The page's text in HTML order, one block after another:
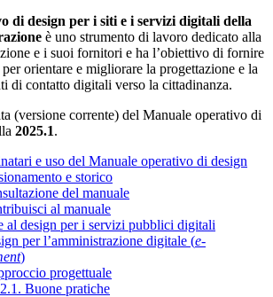
di design per i siti e i servizi digitali della
è uno strumento di lavoro dedicato alla
e i suoi fornitori e ha l’obiettivo di fornire
orientare e migliorare la progettazione e la
di contatto digitali verso la cittadinanza.
(versione corrente) del Manuale operativo di
2025.1.
e uso del Manuale operativo di design
e storico
del manuale
al manuale
al design per i servizi pubblici digitali
per l’amministrazione digitale (e-
)
progettuale
Buone pratiche